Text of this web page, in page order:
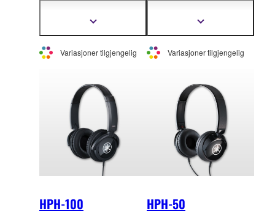
detaljert lyd og fantastisk
komfort.
Vis
Variasjoner tilgjengelig
musikkinstrumenter
Vis
Variasjoner tilgjengelig
HPH-100 HPH-50